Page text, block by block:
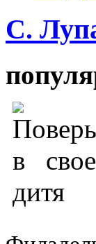
С.